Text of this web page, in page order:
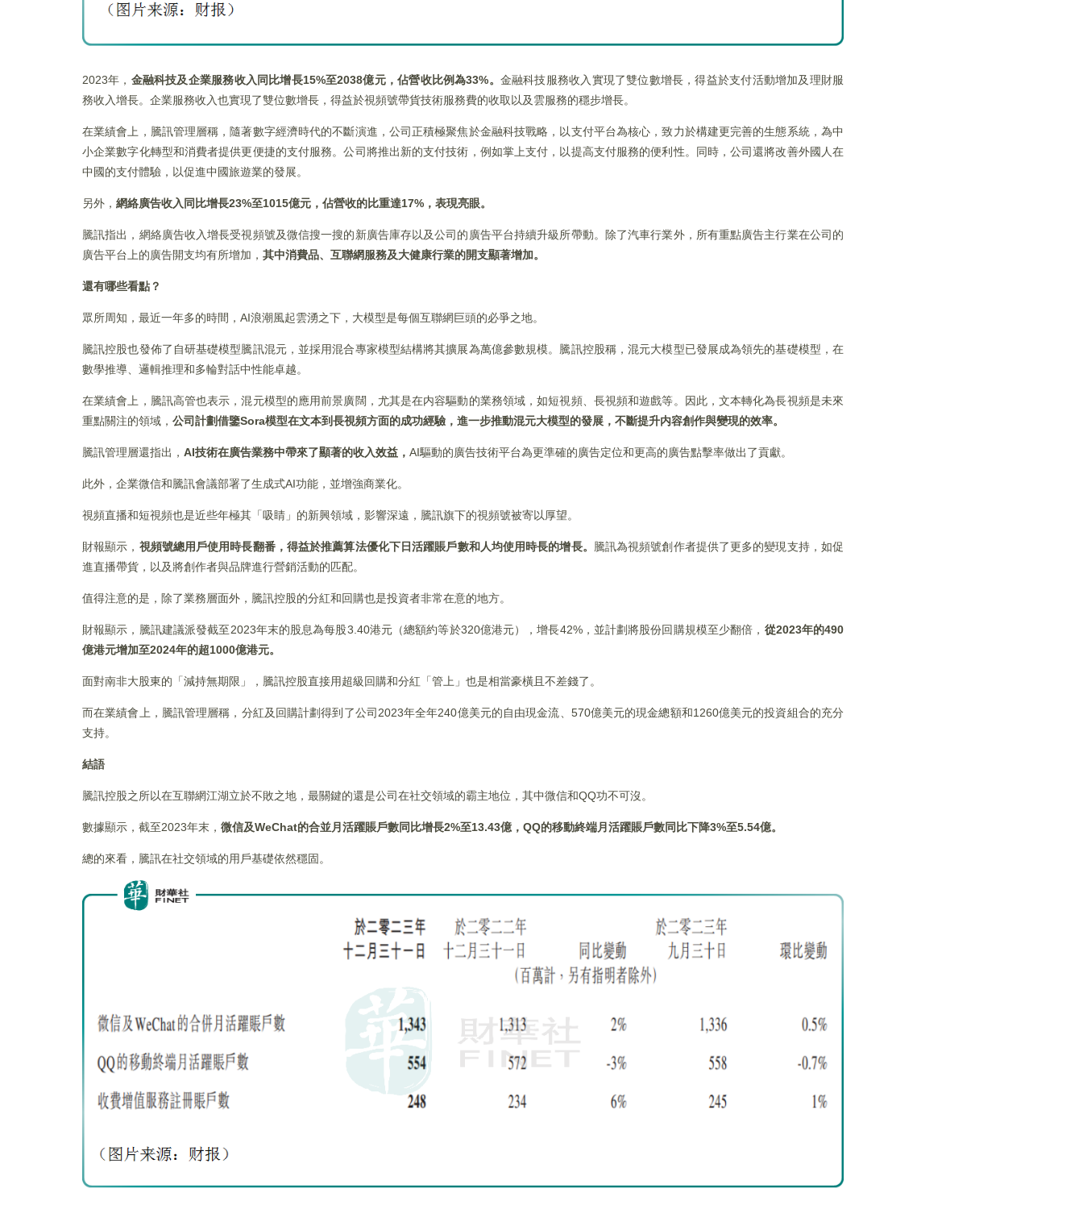
2023年， 金融科技及企業服務收入同比增長15%至2038億元，佔營收比例為33%。 金融科技服務收入實現了雙位數增長，得益於支付活動增加及理財服
務收入增長。企業服務收入也實現了雙位數增長，得益於視頻號帶貨技術服務費的收取以及雲服務的穩步增長。
在業績會上，騰訊管理層稱，隨著數字經濟時代的不斷演進，公司正積極聚焦於金融科技戰略，以支付平台為核心，致力於構建更完善的生態系統，為中
小企業數字化轉型和消費者提供更便捷的支付服務。公司將推出新的支付技術，例如掌上支付，以提高支付服務的便利性。同時，公司還將改善外國人在
中國的支付體驗，以促進中國旅遊業的發展。
另外， 網絡廣告收入同比增長23%至1015億元，佔營收的比重達17%，表現亮眼。
騰訊指出，網絡廣告收入增長受視頻號及微信搜一搜的新廣告庫存以及公司的廣告平台持續升級所帶動。除了汽車行業外，所有重點廣告主行業在公司的
廣告平台上的廣告開支均有所增加， 其中消費品、互聯網服務及大健康行業的開支顯著增加。
還有哪些看點？
眾所周知，最近一年多的時間，AI浪潮風起雲湧之下，大模型是每個互聯網巨頭的必爭之地。
騰訊控股也發佈了自研基礎模型騰訊混元，並採用混合專家模型結構將其擴展為萬億參數規模。騰訊控股稱，混元大模型已發展成為領先的基礎模型，在
數學推導、邏輯推理和多輪對話中性能卓越。
在業績會上，騰訊高管也表示，混元模型的應用前景廣闊，尤其是在内容驅動的業務領域，如短視頻、長視頻和遊戲等。因此，文本轉化為長視頻是未來
重點關注的領域， 公司計劃借鑒Sora模型在文本到長視頻方面的成功經驗，進一步推動混元大模型的發展，不斷提升内容創作與變現的效率。
騰訊管理層還指出， AI技術在廣告業務中帶來了顯著的收入效益， AI驅動的廣告技術平台為更準確的廣告定位和更高的廣告點擊率做出了貢獻。
此外，企業微信和騰訊會議部署了生成式AI功能，並增強商業化。
視頻直播和短視頻也是近些年極其「吸睛」的新興領域，影響深遠，騰訊旗下的視頻號被寄以厚望。
財報顯示， 視頻號總用戶使用時長翻番，得益於推薦算法優化下日活躍賬戶數和人均使用時長的增長。
騰訊為視頻號創作者提供了更多的變現支持，如促
進直播帶貨，以及將創作者與品牌進行營銷活動的匹配。
值得注意的是，除了業務層面外，騰訊控股的分紅和回購也是投資者非常在意的地方。
財報顯示，騰訊建議派發截至2023年末的股息為每股3.40港元（總額約等於320億港元），增長42%，並計劃將股份回購規模至少翻倍， 從2023年的490
億港元增加至2024年的超1000億港元。
面對南非大股東的「減持無期限」，騰訊控股直接用超級回購和分紅「管上」也是相當豪橫且不差錢了。
而在業績會上，騰訊管理層稱，分紅及回購計劃得到了公司2023年全年240億美元的自由現金流、570億美元的現金總額和1260億美元的投資組合的充分
支持。
結語
騰訊控股之所以在互聯網江湖立於不敗之地，最關鍵的還是公司在社交領域的霸主地位，其中微信和QQ功不可沒。
數據顯示，截至2023年末， 微信及WeChat的合並月活躍賬戶數同比增長2%至13.43億，QQ的移動終端月活躍賬戶數同比下降3%至5.54億。
總的來看，騰訊在社交領域的用戶基礎依然穩固。